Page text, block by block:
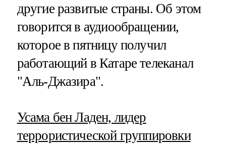
другие развитые страны. Об этом
говорится в аудиообращении,
которое в пятницу получил
работающий в Катаре телеканал
"Аль-Джазира".
Усама бен Ладен, лидер
террористической группировки